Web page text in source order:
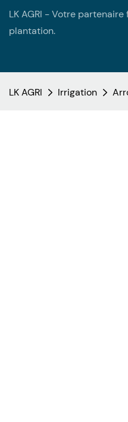
LK AGRI - Votre
plantation.
LK AGRI Irrigation